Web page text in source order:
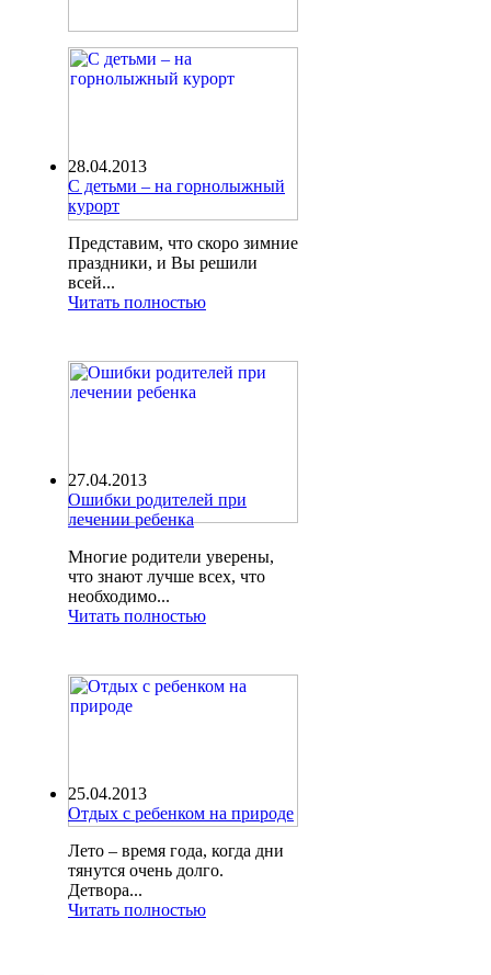
28.04.2013
С детьми – на горнолыжный
курорт
Представим, что скоро зимние
праздники, и Вы решили
всей...
Читать полностью
27.04.2013
Ошибки родителей при
лечении ребенка
Многие родители уверены,
что знают лучше всех, что
необходимо...
Читать полностью
25.04.2013
Отдых с ребенком на природе
Лето – время года, когда дни
тянутся очень долго.
Детвора...
Читать полностью